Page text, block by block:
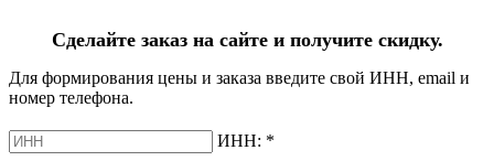
Сделайте заказ на сайте и получите скидку.
Для формирования цены и заказа введите свой ИНН, email и
номер телефона.
ИНН: *